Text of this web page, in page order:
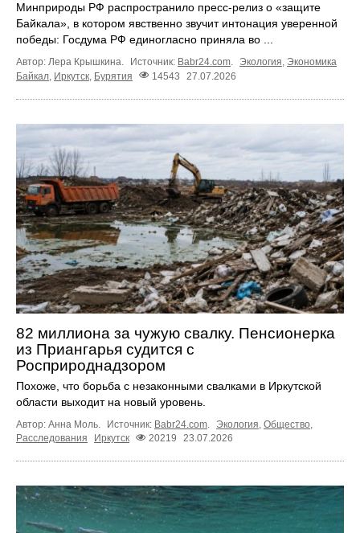
Минприроды РФ распространило пресс-релиз о «защите
Байкала», в котором явственно звучит интонация уверенной
победы: Госдума РФ единогласно приняла во ...
Автор: Лера Крышкина. Источник: Babr24.com. Экология, Экономика
Байкал Иркутск Бурятия 14543 27.07.2026
82 миллиона за чужую свалку. Пенсионерка
из Приангарья судится с
Росприроднадзором
Похоже, что борьба с незаконными свалками в Иркутской
области выходит на новый уровень.
Автор: Анна Моль. Источник: Babr24.com. Экология, Общество,
Расследования
Иркутск 20219 23.07.2026